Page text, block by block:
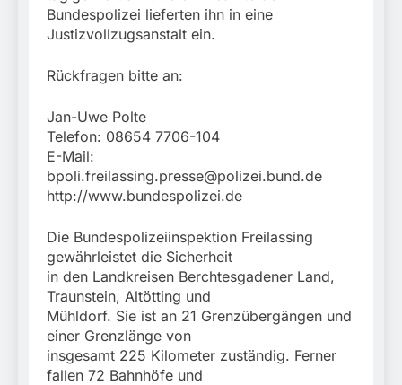
Bundespolizei lieferten ihn in eine
Justizvollzugsanstalt ein.
Rückfragen bitte an:
Jan-Uwe Polte
Telefon: 08654 7706-104
E-Mail:
bpoli.freilassing.presse@polizei.bund.de
http://www.bundespolizei.de
Die Bundespolizeiinspektion Freilassing
gewährleistet die Sicherheit
in den Landkreisen Berchtesgadener Land,
Traunstein, Altötting und
Mühldorf. Sie ist an 21 Grenzübergängen und
einer Grenzlänge von
insgesamt 225 Kilometer zuständig. Ferner
fallen 72 Bahnhöfe und